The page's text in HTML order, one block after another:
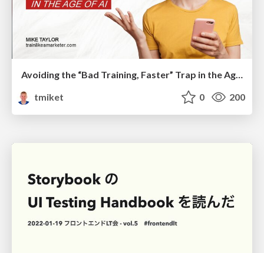
Avoiding the “Bad Training, Faster” Trap in the Age of AI
tmiket
0 200